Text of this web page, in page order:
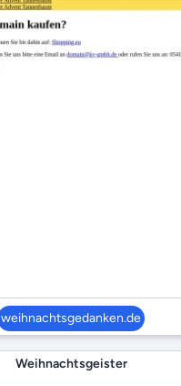
weihnachtsgedanken.de
Weihnachtsgeister